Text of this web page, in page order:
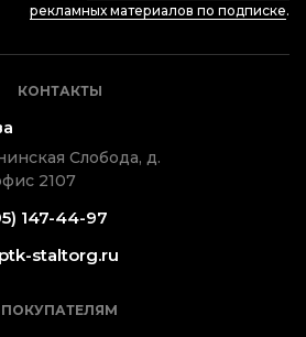
рекламных материалов по подписке.
КОНТАКТЫ
Слобода, д.
2107
147-44-97
staltorg.ru
ПОКУПАТЕЛЯМ